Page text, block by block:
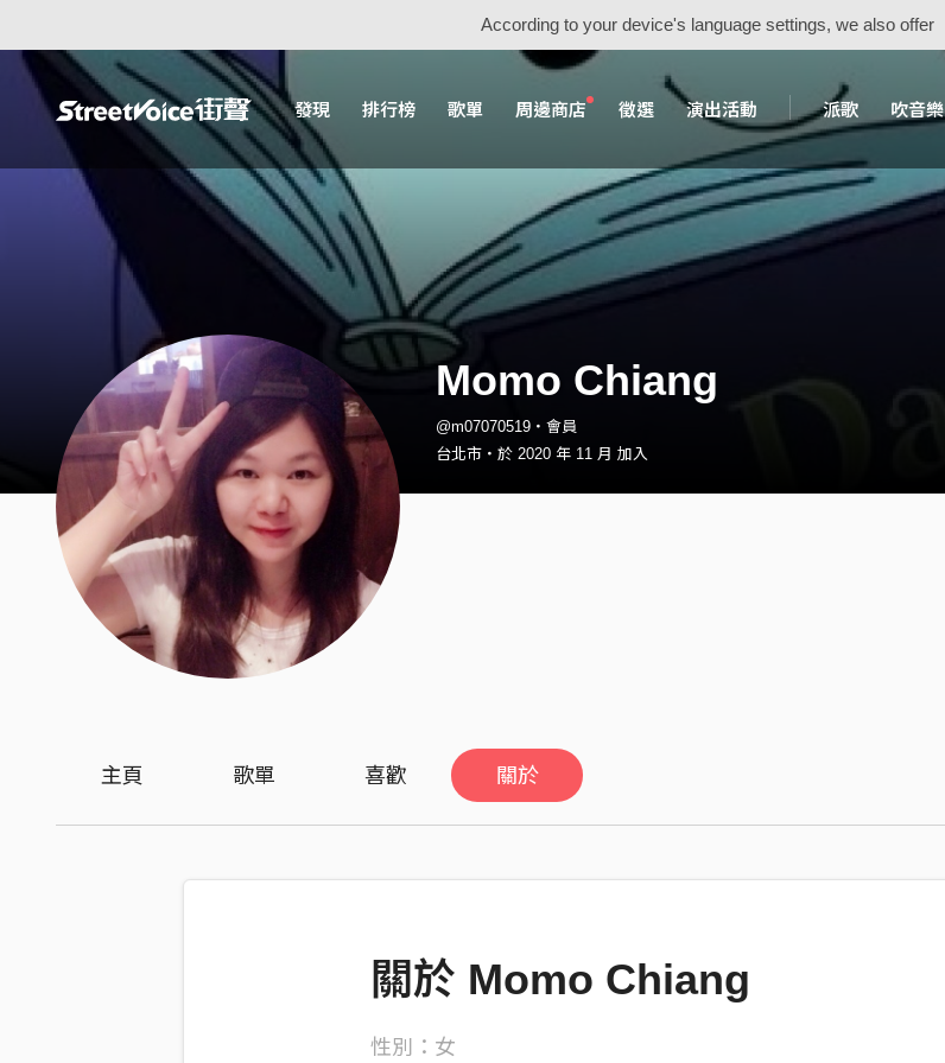
According to your device's language settings, we also offer
發現 排行榜 歌單 周邊商店 徵選 演出活動 派歌 吹音樂
Momo Chiang
@m07070519・會員
台北市・於 2020 年 11 月 加入
主頁 歌單 喜歡 關於
關於 Momo Chiang
性別：女